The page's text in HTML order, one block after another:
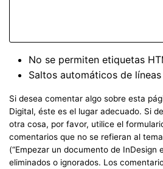
No se permiten etiquetas
Saltos automáticos de
Si desea comentar algo sobre esta
Digital, éste es el lugar adecuado. Si
otra cosa, por favor, utilice el
comentarios que no se refieran al
(“Empezar un documento de InDesign
eliminados o ignorados. Los